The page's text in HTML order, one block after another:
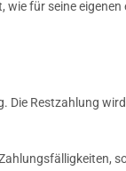
für seine
Restzahlung